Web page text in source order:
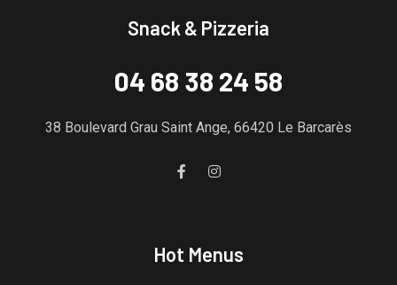
Snack & Pizzeria
04 68 38 24 58
38 Boulevard Grau Saint Ange, 66420 Le Barcarès
Hot Menus